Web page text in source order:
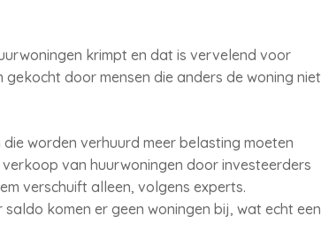
krimpt en dat is vervelend voor
door mensen die anders de woning niet
worden verhuurd meer belasting moeten
van huurwoningen door investeerders
verschuift alleen, volgens experts.
komen er geen woningen bij, wat echt een